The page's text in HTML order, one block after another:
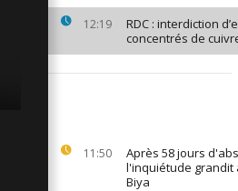
12:19
RDC : interdiction
concentrés de
11:50
Après 58 jours
l'inquiétude grandit
Biya